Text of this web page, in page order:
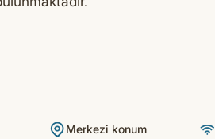
Merkezi konum